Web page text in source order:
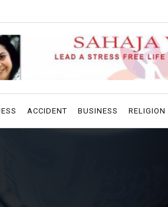
ACCIDENT BUSINESS RELIGION